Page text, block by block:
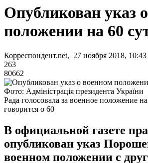
Опубликован указ
положении на 60
Корреспондент.net, 27 ноября 2018, 10:43
263
80662
Фото: Адміністрація президента України
Рада голосовала за военное положение
говорится о 60
В официальной газете
опубликован указ
военном положении с